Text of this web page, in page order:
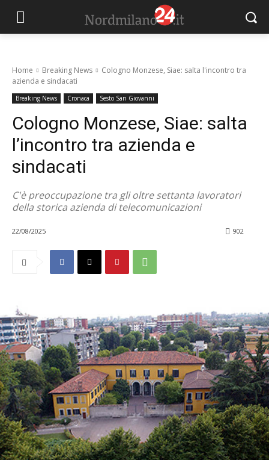
Home Breaking News
Cologno Monzese, Siae: salta l'incontro tra
azienda e sindacati
Breaking News Cronaca Sesto San Giovanni
Cologno Monzese, Siae: salta
l’incontro tra azienda e
sindacati
C'è preoccupazione tra gli oltre settanta lavoratori
della storica azienda di telecomunicazioni
22/08/2025 902